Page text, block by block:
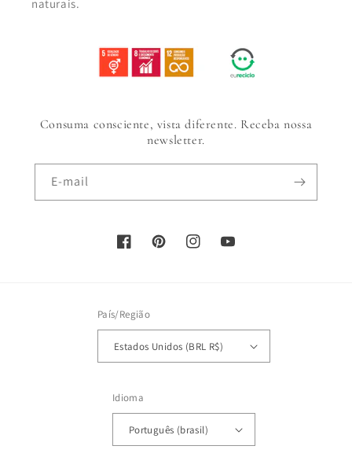
naturais.
Consuma consciente, vista diferente. Receba nossa
newsletter.
E-mail
FacebookPinterestInstagramYouTube
País/Região
Estados Unidos (BRL R$)
Idioma
Português (brasil)